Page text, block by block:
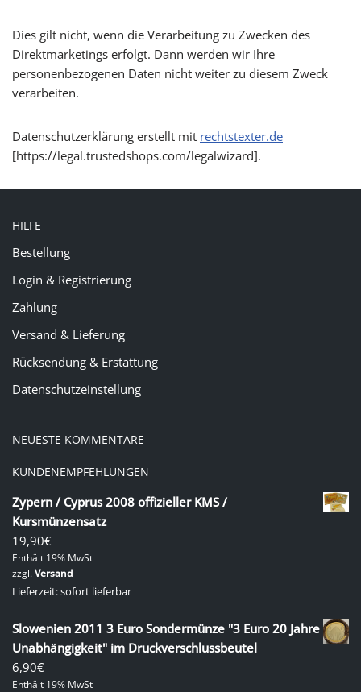
Dies gilt nicht, wenn die Verarbeitung zu Zwecken des
Direktmarketings erfolgt. Dann werden wir Ihre
personenbezogenen Daten nicht weiter zu diesem Zweck
verarbeiten.
Datenschutzerklärung erstellt mit rechtstexter.de
[https://legal.trustedshops.com/legalwizard].
HILFE
Bestellung
Login & Registrierung
Zahlung
Versand & Lieferung
Rücksendung & Erstattung
Datenschutzeinstellung
NEUESTE KOMMENTARE
KUNDENEMPFEHLUNGEN
Zypern / Cyprus 2008 offizieller KMS /
Kursmünzensatz
19,90€
Enthält 19% MwSt
zzgl.Versand
Lieferzeit: sofort lieferbar
Slowenien 2011 3 Euro Sondermünze "3 Euro 20 Jahre
Unabhängigkeit" im Druckverschlussbeutel
6,90€
Enthält 19% MwSt